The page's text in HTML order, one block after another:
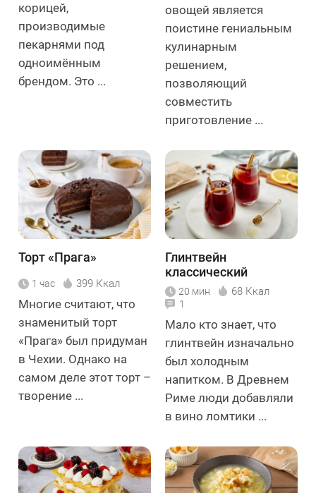
корицей,
производимые
пекарнями под
одноимённым
брендом. Это ...
овощей является
поистине гениальным
кулинарным
решением,
позволяющий
совместить
приготовление ...
Торт «Прага»
1 час 399 Ккал
Многие считают, что
знаменитый торт
«Прага» был придуман
в Чехии. Однако на
самом деле этот торт –
творение ...
Глинтвейн
классический
20 мин 68 Ккал
1
Мало кто знает, что
глинтвейн изначально
был холодным
напитком. В Древнем
Риме люди добавляли
в вино ломтики ...